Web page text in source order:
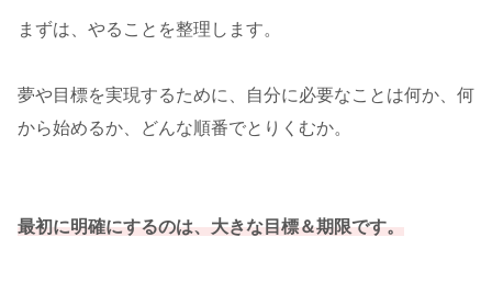
まずは、やることを整理します。
夢や目標を実現するために、自分に必要なことは何か、何
から始めるか、どんな順番でとりくむか。
最初に明確にするのは、大きな目標＆期限です。